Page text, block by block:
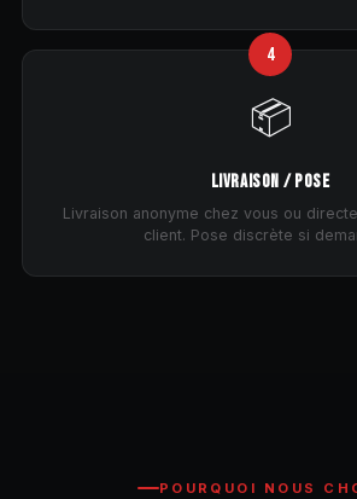
4
📦
LIVRAISON / POSE
Livraison anonyme chez vous ou
client. Pose discrète si
POURQUOI NOUS